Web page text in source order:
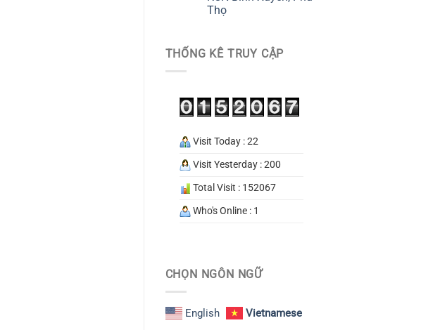
Thọ
THỐNG KÊ TRUY CẬP
Visit Today : 22
Visit Yesterday : 200
Total Visit : 152067
Who's Online : 1
CHỌN NGÔN NGỮ
English Vietnamese